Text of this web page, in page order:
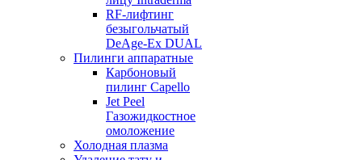
RF-лифтинг
безыгольчатый
DeAge-Ex DUAL
Пилинги аппаратные
Карбоновый
пилинг Capello
Jet Peel
Газожидкостное
омоложение
Холодная плазма